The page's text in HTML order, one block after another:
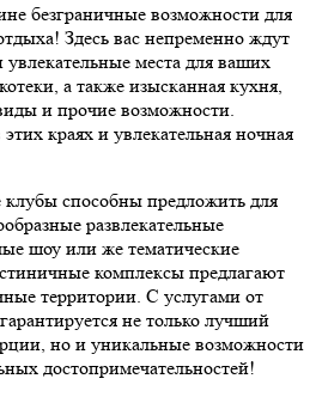
безграничные возможности для
Здесь вас непременно ждут
места для ваших
а также изысканная кухня,
и прочие возможности.
краях и увлекательная ночная
способны предложить для
развлекательные
шоу или же тематические
комплексы предлагают
территории. С услугами от
не только лучший
но и уникальные возможности
достопримечательностей!